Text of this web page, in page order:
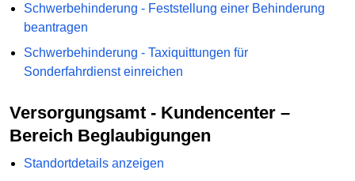
Schwerbehinderung - Feststellung einer Behinderung
beantragen
Schwerbehinderung - Taxiquittungen für
Sonderfahrdienst einreichen
Versorgungsamt - Kundencenter –
Bereich Beglaubigungen
Standortdetails anzeigen